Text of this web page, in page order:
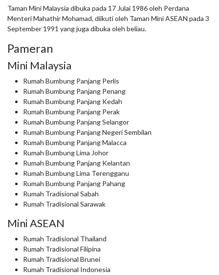
Taman Mini Malaysia dibuka pada 17 Julai 1986 oleh Perdana
Menteri Mahathir Mohamad, diikuti oleh Taman Mini ASEAN pada 3
September 1991 yang juga dibuka oleh beliau.
Pameran
Mini Malaysia
Rumah Bumbung Panjang Perlis
Rumah Bumbung Panjang Penang
Rumah Bumbung Panjang Kedah
Rumah Bumbung Panjang Perak
Rumah Bumbung Panjang Selangor
Rumah Bumbung Panjang Negeri Sembilan
Rumah Bumbung Panjang Malacca
Rumah Bumbung Lima Johor
Rumah Bumbung Panjang Kelantan
Rumah Bumbung Lima Terengganu
Rumah Bumbung Panjang Pahang
Rumah Tradisional Sabah
Rumah Tradisional Sarawak
Mini ASEAN
Rumah Tradisional Thailand
Rumah Tradisional Filipina
Rumah Tradisional Brunei
Rumah Tradisional Indonesia